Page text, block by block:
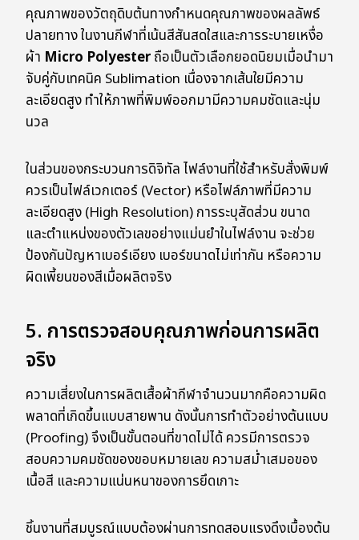
คุณภาพของวัตถุดิบต้นทางกำหนดคุณภาพของผลลัพธ์
ปลายทาง ในงานกีฬาที่เน้นสีสันสดใสและการระบายเหงื่อ
ผ้า Micro Polyesterถือเป็นตัวเลือกยอดนิยมเมื่อนำมา
จับคู่กับเทคนิค Sublimation เนื่องจากเส้นใยมีความ
ละเอียดสูง ทำให้ภาพที่พิมพ์ออกมามีความคมชัดและนุ่ม
นวล
ในส่วนของกระบวนการดิจิทัล ไฟล์งานที่ใช้สำหรับสั่งพิมพ์
ควรเป็นไฟล์เวกเตอร์ (Vector) หรือไฟล์ภาพที่มีความ
ละเอียดสูง (High Resolution) การระบุสัดส่วน ขนาด
และตำแหน่งของตัวเลขอย่างแม่นยำในไฟล์งาน จะช่วย
ป้องกันปัญหาเบอร์เอียง เบอร์ขนาดไม่เท่ากัน หรือความ
ผิดเพี้ยนของสีเมื่อผลิตจริง
5. การตรวจสอบคุณภาพก่อนการผลิต
จริง
ความเสี่ยงในการผลิตเสื้อผ้ากีฬาจำนวนมากคือความผิด
พลาดที่เกิดขึ้นแบบสายพาน ดังนั้นการทำตัวอย่างต้นแบบ
(Proofing) จึงเป็นขั้นตอนที่ขาดไม่ได้ ควรมีการตรวจ
สอบความคมชัดของขอบหมายเลข ความสม่ำเสมอของ
เนื้อสี และความแน่นหนาของการยึดเกาะ
ชิ้นงานที่สมบูรณ์แบบต้องผ่านการทดสอบแรงดึงเบื้องต้น